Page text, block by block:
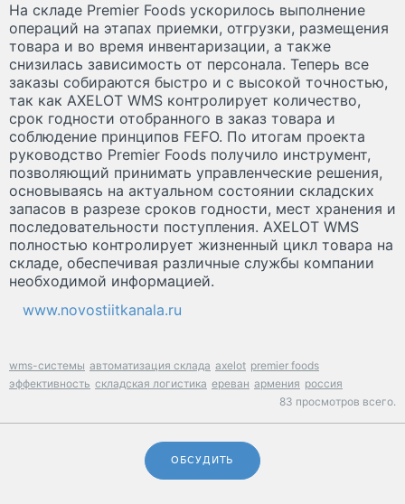
На складе Premier Foods ускорилось выполнение
операций на этапах приемки, отгрузки, размещения
товара и во время инвентаризации, а также
снизилась зависимость от персонала. Теперь все
заказы собираются быстро и с высокой точностью,
так как AXELOT WMS контролирует количество,
срок годности отобранного в заказ товара и
соблюдение принципов FEFO. По итогам проекта
руководство Premier Foods получило инструмент,
позволяющий принимать управленческие решения,
основываясь на актуальном состоянии складских
запасов в разрезе сроков годности, мест хранения и
последовательности поступления. AXELOT WMS
полностью контролирует жизненный цикл товара на
складе, обеспечивая различные службы компании
необходимой информацией.
www.novostiitkanala.ru
wms-системы автоматизация склада axelot premier foods
эффективность складская логистика ереван армения россия
83 просмотров всего.
ОБСУДИТЬ